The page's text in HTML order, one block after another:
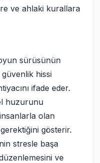
ve ahlaki kurallara
sürüsünün
hissi
ifade eder.
huzurunu
olan
gösterir.
stresle başa
ve